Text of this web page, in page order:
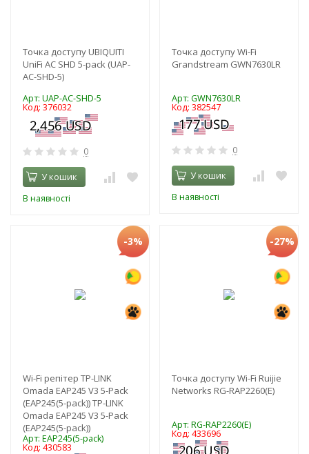
Точка доступу UBIQUITI
UniFi AC SHD 5-pack (UAP-
AC-SHD-5)
Арт: UAP-AC-SHD-5
Код: 376032
0
У кошик
В наявності
Точка доступу Wi-Fi
Grandstream GWN7630LR
Арт: GWN7630LR
Код: 382547
0
У кошик
В наявності
-3%
Wi-Fi репітер TP-LINK
Omada EAP245 V3 5-Pack
(EAP245(5-pack)) TP-LINK
Omada EAP245 V3 5-Pack
(EAP245(5-pack))
Арт: EAP245(5-pack)
Код: 430583
-27%
Точка доступу Wi-Fi Ruijie
Networks RG-RAP2260(E)
Арт: RG-RAP2260(E)
Код: 433696